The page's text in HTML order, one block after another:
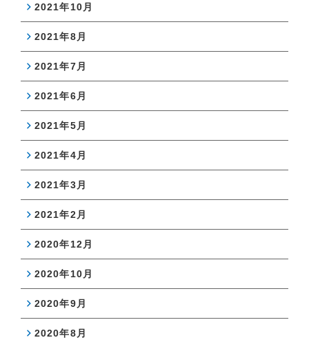
2021年10月
2021年8月
2021年7月
2021年6月
2021年5月
2021年4月
2021年3月
2021年2月
2020年12月
2020年10月
2020年9月
2020年8月